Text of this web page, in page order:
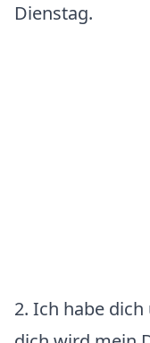
Dienstag.
2. Ich habe